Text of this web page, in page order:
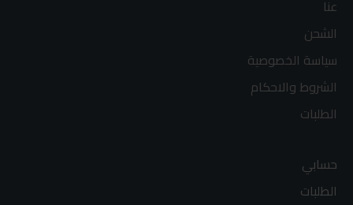
عنا
الشحن
سياسة الخصوصية
الشروط والاحكام
الطلبات
حسابي
الطلبات